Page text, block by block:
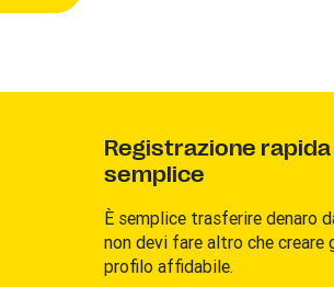
Registrazione rapida
semplice
È semplice trasferire denaro
non devi fare altro che creare
profilo affidabile.